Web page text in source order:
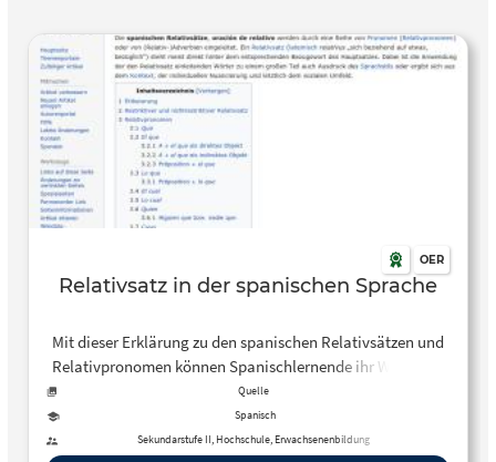
OER
Relativsatz in der spanischen Sprache
Mit dieser Erklärung zu den spanischen Relativsätzen und
Relativpronomen können Spanischlernende ihr Wissen zu
diesem Thema festigen.
Quelle
Spanisch
Sekundarstufe II, Hochschule, Erwachsenenbildung